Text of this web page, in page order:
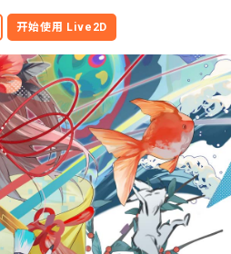
开始使用 Live2D